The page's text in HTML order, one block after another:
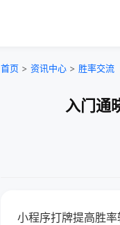
首页 > 资讯中心 > 胜率交流
入门通
小程序打牌提高胜